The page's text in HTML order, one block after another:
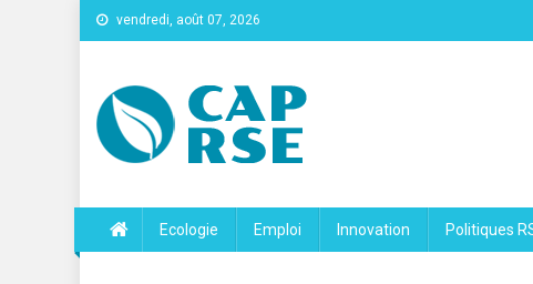
vendredi, août 07, 2026
Ecologie Emploi Innovation Politiques